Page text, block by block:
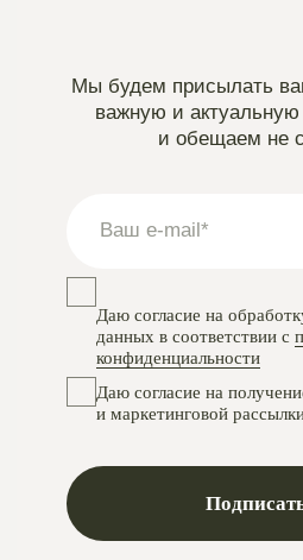
VKontakte
Max
проект Meta Platforms, деятельность в РФ запрещена